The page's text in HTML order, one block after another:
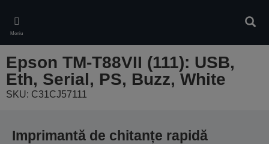
main
content
Meniu
Epson TM-T88VII (111): USB,
Eth, Serial, PS, Buzz, White
SKU: C31CJ57111
Imprimantă de chitanțe rapidă